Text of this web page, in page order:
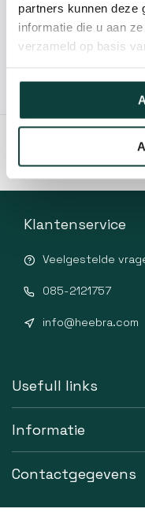
partners kunnen deze
informatie die u aan
verzameld op basis
Hovenier of
Klantenservice
Veelgestelde
085-2121757
info@heebra.com
Usefull links
Informatie
Contactgegevens